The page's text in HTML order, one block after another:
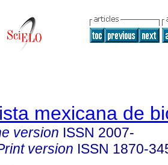
mexicana de
version ISSN 2007-
version ISSN 1870-